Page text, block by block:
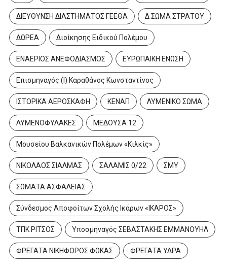
ΔΙΕΥΘΥΝΣΗ ΔΙΑΣΤΗΜΑΤΟΣ ΓΕΕΘΑ Δ ΣΩΜΑ ΣΤΡΑΤΟΥ
ΔΩΡΕΑ Διοίκησης Ειδικού Πολέμου
ΕΝΑΕΡΙΟΣ ΑΝΕΦΟΔΙΑΣΜΟΣ ΕΥΡΩΠΑΙΚΗ ΕΝΩΣΗ
Επισμηναγός (Ι) Καραθάνος Κωνσταντίνος
ΙΣΤΟΡΙΚΑ ΑΕΡΟΣΚΑΦΗ ΚΕΝΑΠ ΛΥΜΕΝΙΚΟ ΣΩΜΑ
ΛΥΜΕΝΟΦΥΛΑΚΕΣ ΜΕΔΟΥΣΑ 12
Μουσείου Βαλκανικών Πολέμων «Κιλκίς»
ΝΙΚΟΛΑΟΣ ΣΙΑΛΜΑΣ ΣΑΛΑΜΙΣ 0/22 ΣΜΥ
ΣΩΜΑΤΑ ΑΣΦΑΛΕΙΑΣ
Σύνδεσμος Αποφοίτων Σχολής Ικάρων «ΙΚΑΡΟΣ»
ΤΠΚ ΡΙΤΣΟΣ Υποσμηναγός ΣΕΒΑΣΤΑΚΗΣ ΕΜΜΑΝΟΥΗΛ
ΦΡΕΓΑΤΑ ΝΙΚΗΦΟΡΟΣ ΦΩΚΑΣ ΦΡΕΓΑΤΑ ΥΔΡΑ